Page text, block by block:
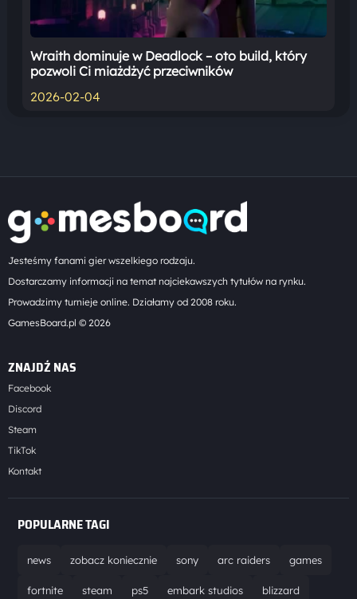
Wraith dominuje w Deadlock – oto build, który
pozwoli Ci miażdżyć przeciwników
2026-02-04
Jesteśmy fanami gier wszelkiego rodzaju.
Dostarczamy informacji na temat najciekawszych tytułów na rynku.
Prowadzimy turnieje online. Działamy od 2008 roku.
GamesBoard.pl © 2026
ZNAJDŹ NAS
Facebook
Discord
Steam
TikTok
Kontakt
POPULARNE TAGI
news zobacz koniecznie sony arc raiders games
fortnite steam ps5 embark studios blizzard